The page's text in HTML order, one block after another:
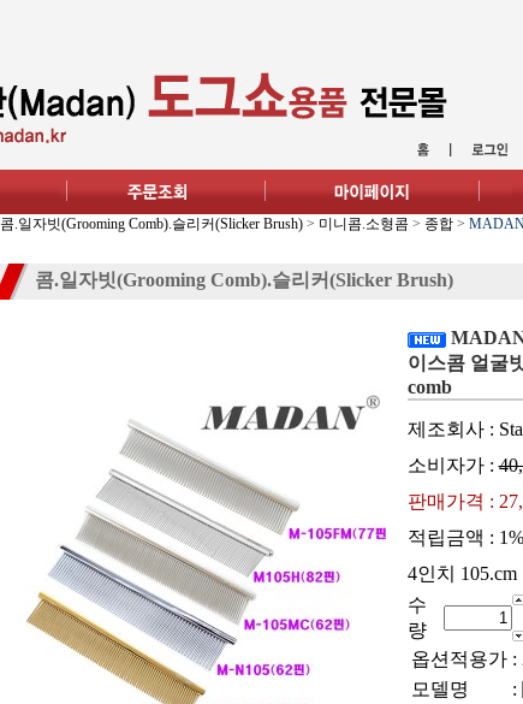
콤.일자빗(Grooming Comb).슬리커(Slicker Brush) > 미니콤.소형콤 > 종합 >
콤.일자빗(Grooming Comb).슬리커(Slicker Brush)
MADAN
이스콤 얼굴
comb
제조회사 :
소비자가 :
판매가격 :
적립금액 : 1%
4인치
수
량
옵션적용가 :
모델명
: